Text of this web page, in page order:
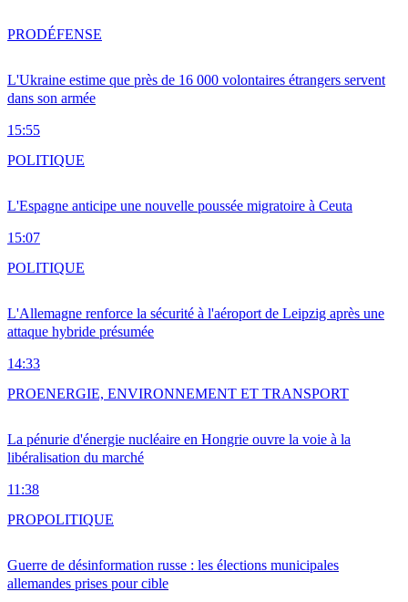
L'Ukraine estime que près de 16 000 volontaires étrangers servent
dans son armée
15:55
PRODÉFENSE
L'Espagne anticipe une nouvelle poussée migratoire à Ceuta
15:07
POLITIQUE
L'Allemagne renforce la sécurité à l'aéroport de Leipzig après une
attaque hybride présumée
14:33
POLITIQUE
La pénurie d'énergie nucléaire en Hongrie ouvre la voie à la
libéralisation du marché
11:38
PROENERGIE, ENVIRONNEMENT ET TRANSPORT
Guerre de désinformation russe : les élections municipales
allemandes prises pour cible
PROPOLITIQUE